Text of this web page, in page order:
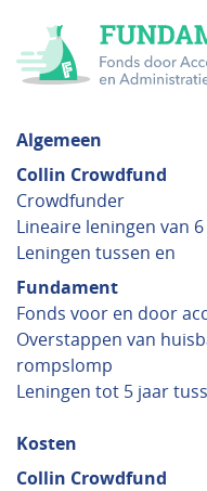
Algemeen
Collin Crowdfund
Crowdfunder
Lineaire leningen van
Leningen tussen en
Fundament
Fonds voor en door
Overstappen van
rompslomp
Leningen tot 5 jaar
Kosten
Collin Crowdfund